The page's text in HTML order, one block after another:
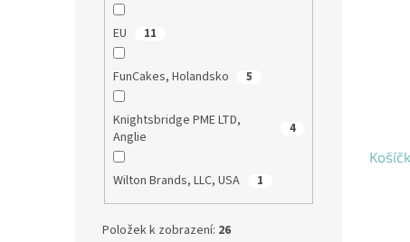
EU 11
FunCakes, Holandsko 5
Knightsbridge PME LTD,
Anglie
4
Wilton Brands, LLC, USA 1
Položek k zobrazení: 26